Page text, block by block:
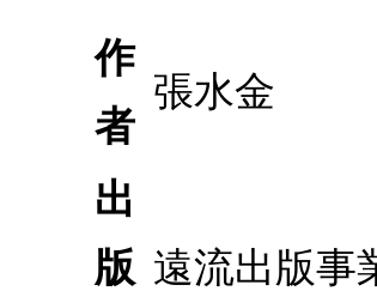
作
者
張水金
出
版 遠流出版事